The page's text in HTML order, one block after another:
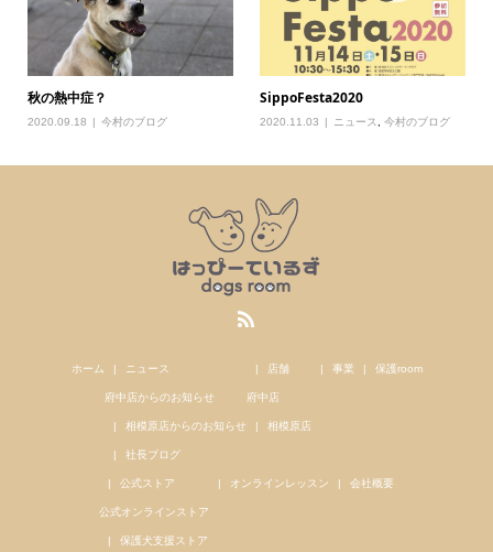
秋の熱中症？
2020.09.18 今村のブログ
SippoFesta2020
2020.11.03 ニュース ,今村のブログ
ホーム ニュース
府中店からのお知らせ
相模原店からのお知らせ
社長ブログ
店舗
府中店
相模原店
事業 保護room
公式ストア
公式オンラインストア
保護犬支援ストア
オンラインレッスン 会社概要